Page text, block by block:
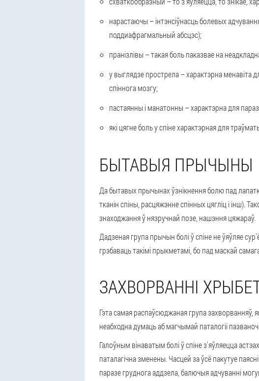
нарастаючы – інтэнсіўнасць болевых
поддиафрагмальный абсцэс);
пранізлівы – такая боль паказвае на
у выглядзе прострела – характэрна менавіта
спіннога мозгу;
пастаянны і манатонны – характэрна для
які цягне боль у спіне характэрная для
БЫТАВЫЯ ПРЫЧЫНЫ
Да бытавых прычынах ўзнікнення болю пад
тканін спіны, расцяжэнне спінных цягліц і інш).
знаходжання ў нязручнай позе, нашэння цяжараў.
Дадзеная група прычын болі ў спіне не ўяўляе
грэбаваць такімі прыкметамі, бо пад маскай
ЗАХВОРВАННІ
Гэта самая распаўсюджаная група захворванняў,
неабходна думаць аб магчымай паталогіі
Галоўным вінаватым болі ў спіне з'яўляецца
паталагічна зменены. Часцей за ўсё пакутуе
паразе груднога аддзела, балючыя адчуванні